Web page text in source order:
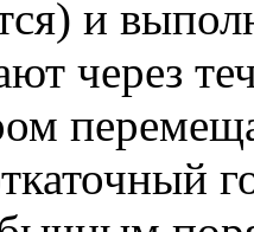
и
через